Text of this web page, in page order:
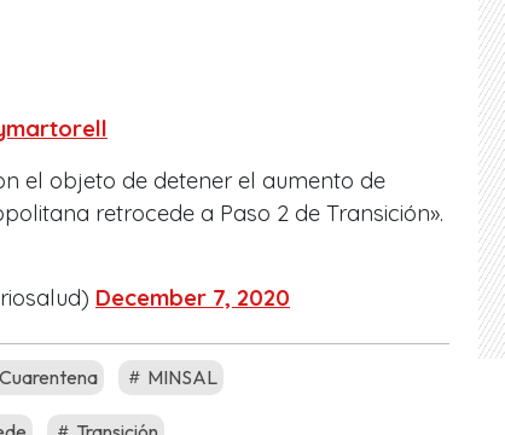
el objeto de detener el aumento de
retrocede a Paso 2 de Transición».
December 7, 2020
Cuarentena MINSAL